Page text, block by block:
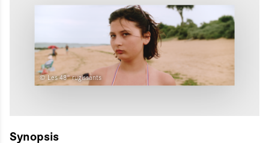
© Les 48° rugissants
Synopsis